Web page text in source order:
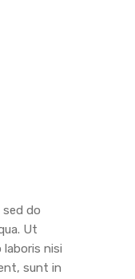
do
Ut
nisi
sunt in